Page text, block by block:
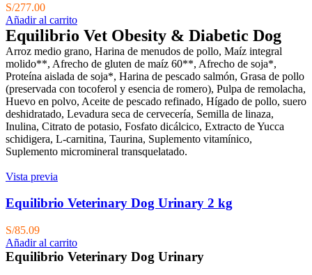
S/277.00
Añadir al carrito
Equilibrio Vet Obesity & Diabetic Dog
Arroz medio grano, Harina de menudos de pollo, Maíz integral
molido**, Afrecho de gluten de maíz 60**, Afrecho de soja*,
Proteína aislada de soja*, Harina de pescado salmón, Grasa de pollo
(preservada con tocoferol y esencia de romero), Pulpa de remolacha,
Huevo en polvo, Aceite de pescado refinado, Hígado de pollo, suero
deshidratado, Levadura seca de cervecería, Semilla de linaza,
Inulina, Citrato de potasio, Fosfato dicálcico, Extracto de Yucca
schidigera, L-carnitina, Taurina, Suplemento vitamínico,
Suplemento micromineral transquelatado.
Vista previa
Equilibrio Veterinary Dog Urinary 2 kg
S/85.09
Añadir al carrito
Equilibrio Veterinary Dog Urinary